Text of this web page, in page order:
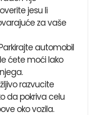
jesu li
za vaše
automobil
ćete moći lako
razvucite
da pokriva celu
oko vozila.